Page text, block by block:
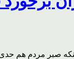
اینکه صبر مردم هم